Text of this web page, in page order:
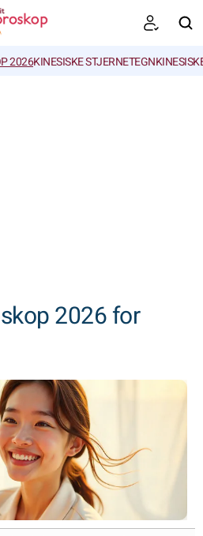
2026KINESISKE STJERNETEGN
2026 for